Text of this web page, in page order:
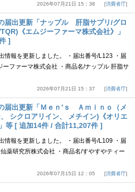
2026年07月21日 15：38 消費者庁
届出更新「ナップル 肝脂サプリ/グロ
《エムジーファーマ株式会社》」
]
情報を更新しました。 ・届出番号/L123 ・届
ファーマ株式会社 ・商品名/ナップル 肝脂サ
2026年07月21日 15：37 消費者庁
届出更新「Ｍｅｎ’ｓ Ａｍｉｎｏ（メ
シクロアリイン、 メチイン)《オリエ
等 [ 追加14件 / 合計11,207件 ]
情報を更新しました。 ・届出番号/L109 ・届
薬研究所株式会社 ・商品名/すやすやティー
2026年07月15日 12：05 消費者庁